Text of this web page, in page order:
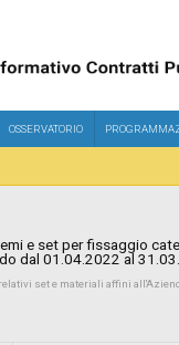
OSSERVATORIO
e set per fissaggio
dal 01.04.2022 al
set e materiali affini